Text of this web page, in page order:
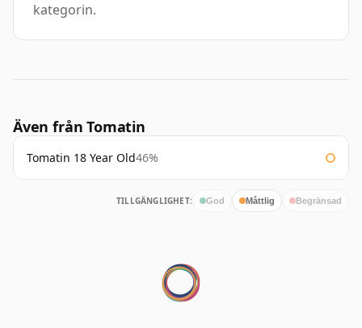
kategorin.
Även från Tomatin
Tomatin 18 Year Old46%
TILLGÄNGLIGHET: God Måttlig Begränsad